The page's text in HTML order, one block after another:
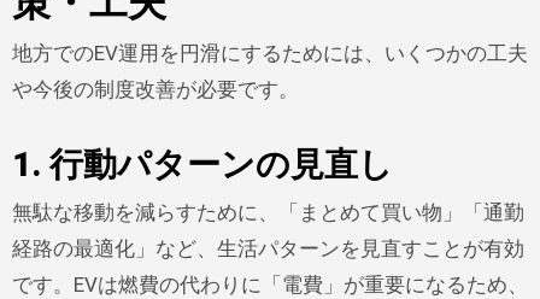
地方でのEV運用を円滑にするためには、いくつかの工夫
や今後の制度改善が必要です。
1. 行動パターンの見直し
無駄な移動を減らすために、「まとめて買い物」「通勤
経路の最適化」など、生活パターンを見直すことが有効
です。EVは燃費の代わりに「電費」が重要になるため、